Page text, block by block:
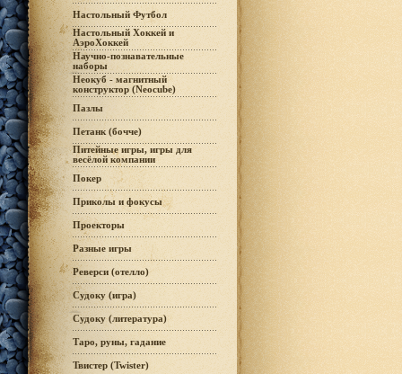
Настольный Футбол
Настольный Хоккей и
АэроХоккей
Научно-познавательные
наборы
Неокуб - магнитный
конструктор (Neocube)
Пазлы
Петанк (бочче)
Питейные игры, игры для
весёлой компании
Покер
Приколы и фокусы
Проекторы
Разные игры
Реверси (отелло)
Судоку (игра)
Судоку (литература)
Таро, руны, гадание
Твистер (Twister)